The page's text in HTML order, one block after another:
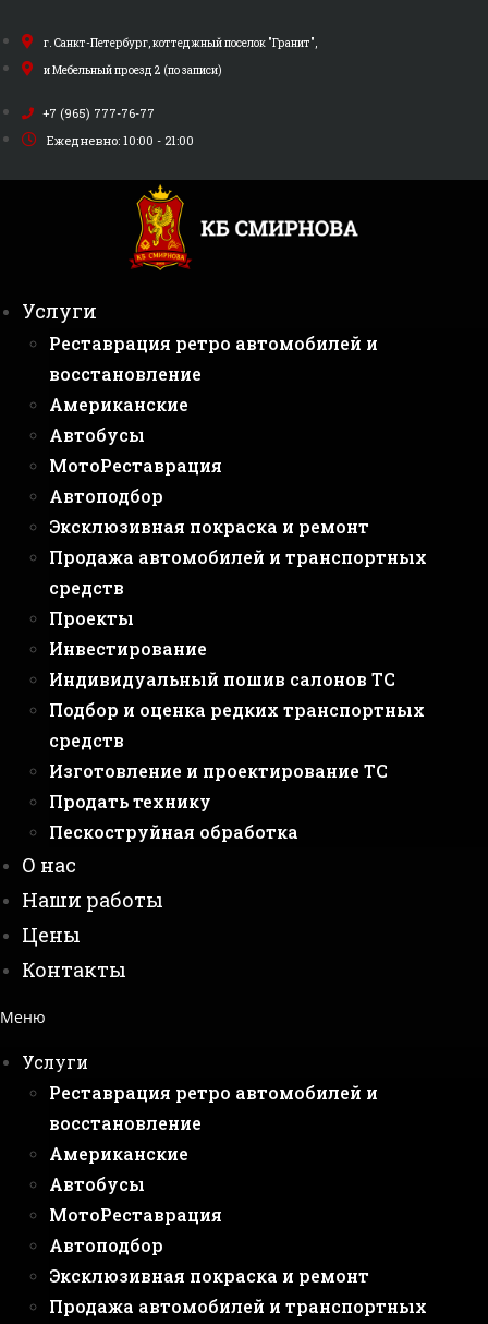
к
содержимому
г. Санкт-Петербург, коттеджный поселок "Гранит",
и Мебельный проезд 2 (по записи)
+7 (965) 777-76-77
Ежедневно: 10:00 - 21:00
Услуги
Реставрация ретро автомобилей и
восстановление
Американские
Автобусы
МотоРеставрация
Автоподбор
Эксклюзивная покраска и ремонт
Продажа автомобилей и транспортных
средств
Проекты
Инвестирование
Индивидуальный пошив салонов ТС
Подбор и оценка редких транспортных
средств
Изготовление и проектирование ТС
Продать технику
Пескоструйная обработка
О нас
Наши работы
Цены
Контакты
Меню
Услуги
Реставрация ретро автомобилей и
восстановление
Американские
Автобусы
МотоРеставрация
Автоподбор
Эксклюзивная покраска и ремонт
Продажа автомобилей и транспортных